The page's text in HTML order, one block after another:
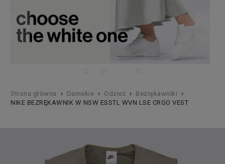
Strona główna › Damskie › Odzież › Bezrękawniki ›
NIKE BEZRĘKAWNIK W NSW ESSTL WVN LSE CRGO VEST